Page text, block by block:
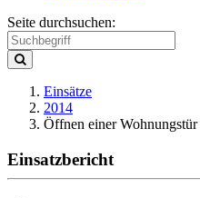
Seite durchsuchen:
Einsätze
2014
Öffnen einer Wohnungstür
Einsatzbericht